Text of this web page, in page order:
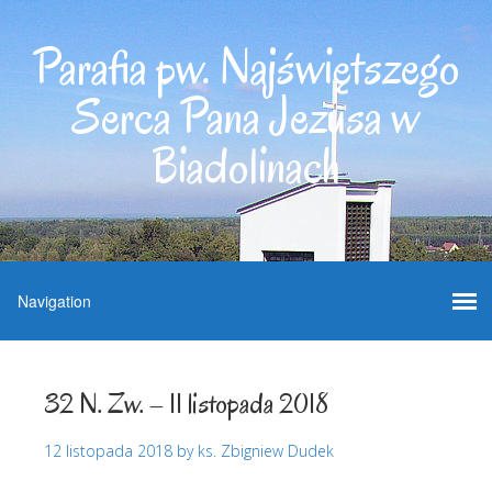
Parafia pw. Najświętszego
Serca Pana Jezusa w
Biadolinach
32 N. Zw. – 11 listopada 2018
12 listopada 2018 by ks. Zbigniew Dudek